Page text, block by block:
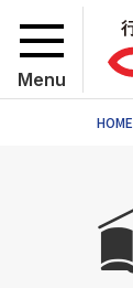
Menu
HOME